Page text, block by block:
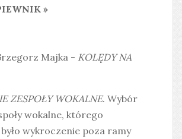
»
Majka - KOLĘDY NA
ZESPOŁY WOKALNE. Wybór
wokalne, którego
było wykroczenie poza ramy